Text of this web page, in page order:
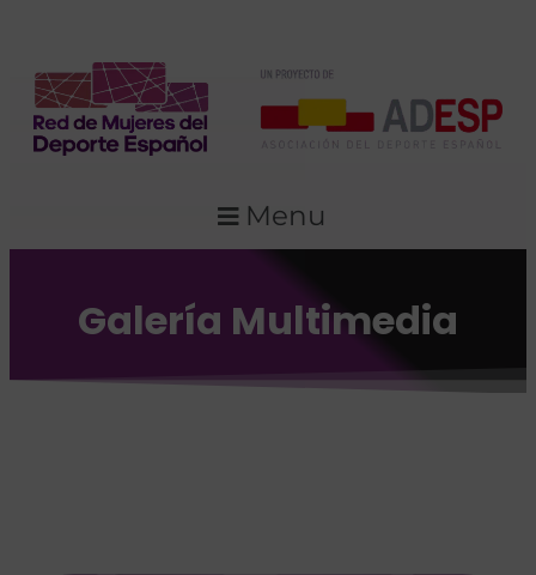
Menu
Galería Multimedia